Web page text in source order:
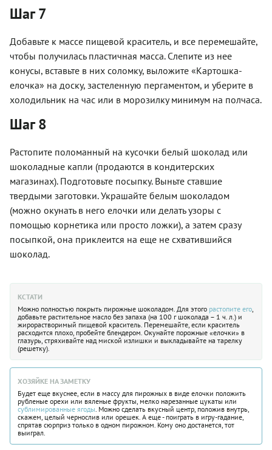
Шаг 7
Добавьте к массе пищевой краситель, и все перемешайте,
чтобы получилась пластичная масса. Слепите из нее
конусы, вставьте в них соломку, выложите «Картошка-
елочка» на доску, застеленную пергаментом, и уберите в
холодильник на час или в морозилку минимум на полчаса.
Шаг 8
Растопите поломанный на кусочки белый шоколад или
шоколадные капли (продаются в кондитерских
магазинах). Подготовьте посыпку. Выньте ставшие
твердыми заготовки. Украшайте белым шоколадом
(можно окунать в него елочки или делать узоры с
помощью корнетика или просто ложки), а затем сразу
посыпкой, она приклеится на еще не схватившийся
шоколад.
КСТАТИ
Можно полностью покрыть пирожные шоколадом. Для этого растопите его,
добавьте растительное масло без запаха (на 100 г шоколада – 1 ч. л.) и
жирорастворимый пищевой краситель. Перемешайте, если краситель
расходится плохо, пробейте блендером. Окунайте порожные «елочки» в
глазурь, стряхивайте над миской излишки и выкладывайте на тарелку
(решетку).
ХОЗЯЙКЕ НА ЗАМЕТКУ
Будет еще вкуснее, если в массу для пирожных в виде елочки положить
рубленые орехи или вяленые фрукты, мелко нарезанные цукаты или
сублимированные ягоды. Можно сделать вкусный центр, положив внутрь,
скажем, целый чернослив или орешек. А еще - поиграть в игру-гадание,
спрятав сюрприз только в одном пирожном. Кому оно достанется, тот
выиграл.